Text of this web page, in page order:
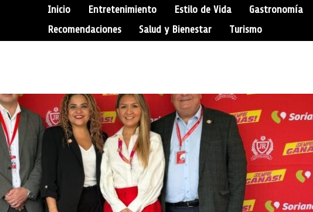
Inicio Entretenimiento Estilo de Vida Gastronomía
Recomendaciones
Salud y Bienestar Turismo